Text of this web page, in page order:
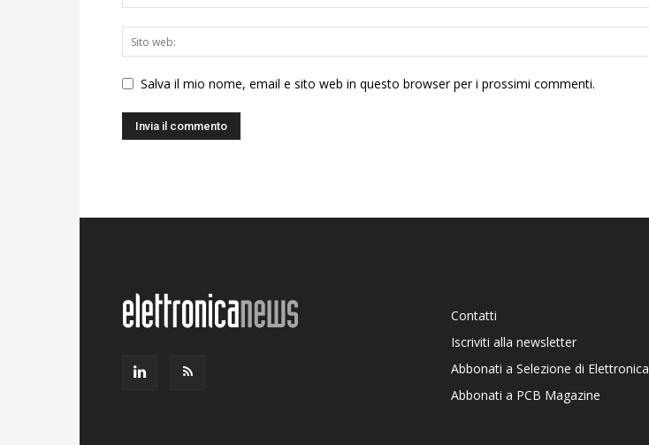
Salva il mio nome, email e sito web in questo browser per i prossimi commenti.
Contatti
Iscriviti alla newsletter
Abbonati a Selezione di Elettronica
Abbonati a PCB Magazine